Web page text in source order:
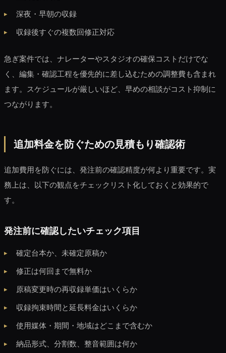
深夜・早朝の収録
収録後すぐの複数回修正対応
急ぎ案件では、ナレーターやスタジオの確保コストだけでな
く、編集・確認工程を優先的に差し込むための調整費も含まれ
ます。スケジュールが厳しいほど、早めの相談がコスト抑制に
つながります。
追加料金を防ぐための見積もり確認術
追加費用を防ぐには、発注前の確認精度が何より重要です。実
務上は、以下の観点をチェックリスト化しておくと効果的で
す。
発注前に確認したいチェック項目
確定台本か、未確定原稿か
修正は何回まで無料か
原稿変更時の再収録単価はいくらか
収録拘束時間と延長料金はいくらか
使用媒体・期間・地域はどこまで含むか
納品形式、分割数、整音範囲は何か